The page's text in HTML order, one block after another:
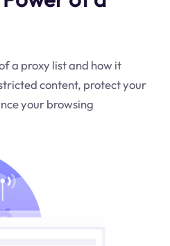
a proxy list and how it
content, protect your
your browsing